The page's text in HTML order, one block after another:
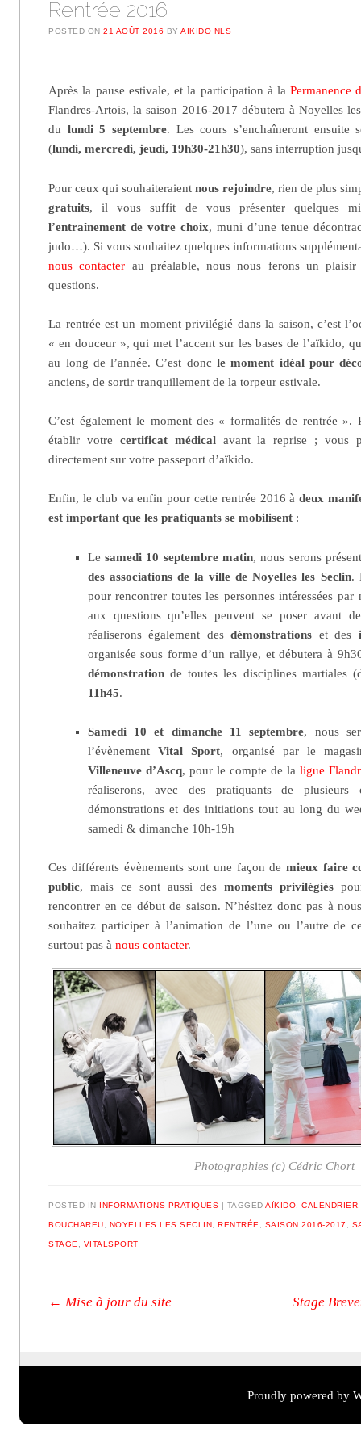
Rentrée 2016
POSTED ON21 AOÛT 2016 BYAIKIDO NLS
Après la pause estivale, et la participation à laPermanence
Flandres-Artois, la saison 2016-2017 débutera à Noyelles
du lundi 5 septembre. Les cours s’enchaîneront ensuite
(lundi, mercredi, jeudi, 19h30-21h30), sans interruption
Pour ceux qui souhaiteraientnous rejoindre, rien de plus
gratuits, il vous suffit de vous présenter quelques
l’entraînement de votre choix, muni d’une tenue
judo…). Si vous souhaitez quelques informations
nous contacter au préalable, nous nous ferons un
questions.
La rentrée est un moment privilégié dans la saison, c’est
« en douceur », qui met l’accent sur les bases de l’aïkido,
au long de l’année. C’est donc le moment idéal pour
anciens, de sortir tranquillement de la torpeur estivale.
C’est également le moment des « formalités de rentrée ».
établir votre certificat médicalavant la reprise ; vous
directement sur votre passeport d’aïkido.
Enfin, le club va enfin pour cette rentrée 2016 àdeux
est important que les pratiquants se mobilisent :
Le samedi 10 septembre matin, nous serons
des associations de la ville de Noyelles les Seclin.
pour rencontrer toutes les personnes intéressées
aux questions qu’elles peuvent se poser avant
réaliserons également desdémonstrations et des
organisée sous forme d’un rallye, et débutera à
démonstrationde toutes les disciplines martiales
11h45.
Samedi 10 et dimanche 11 septembre, nous
l’évènement Vital Sport, organisé par le
Villeneuve d’Ascq, pour le compte de laligue
réaliserons, avec des pratiquants de
démonstrations et des initiations tout au long du
samedi & dimanche 10h-19h
Ces différents évènements sont une façon de mieux faire
public, mais ce sont aussi desmoments privilégiés
rencontrer en ce début de saison. N’hésitez donc pas à
souhaitez participer à l’animation de l’une ou l’autre de
surtout pas ànous contacter.
Photographies (c) Cédric Chort
POSTED IN INFORMATIONS PRATIQUES | TAGGEDAÏKIDO ,CALENDRIER
BOUCHAREU NOYELLES LES SECLIN ,RENTRÉE SAISON 2016-2017
STAGE VITALSPORT
Post navigation
← Mise à jour du site Stage
Proudly powered by